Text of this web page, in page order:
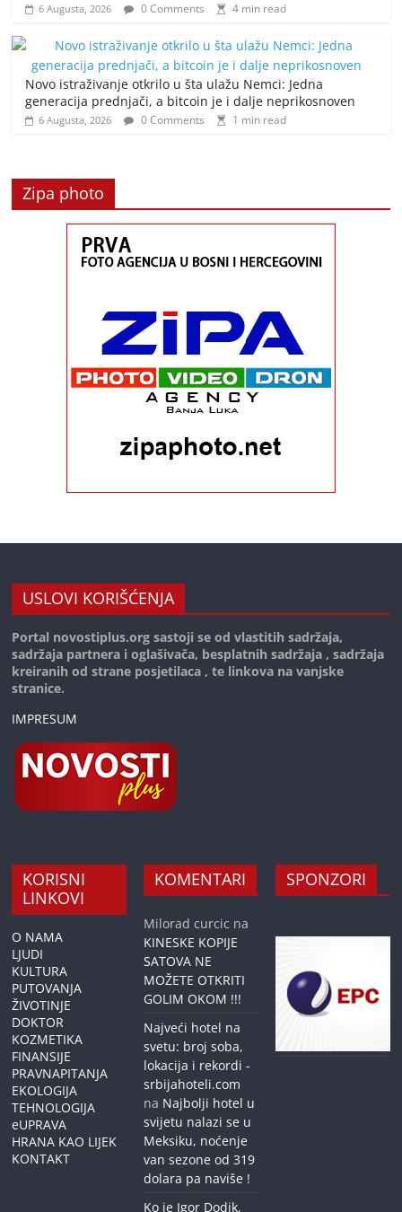
6 Augusta, 2026 0 Comments 4 min read
Novo istraživanje otkrilo u šta ulažu Nemci: Jedna
generacija prednjači, a bitcoin je i dalje neprikosnoven
6 Augusta, 2026 0 Comments 1 min read
Zipa photo
USLOVI KORIŠĆENJA
Portal novostiplus.org sastoji se od vlastitih sadržaja,
sadržaja partnera i oglašivača, besplatnih sadržaja , sadržaja
kreiranih od strane posjetilaca , te linkova na vanjske
stranice.
IMPRESUM
KORISNI
LINKOVI
O NAMA
LJUDI
KULTURA
PUTOVANJA
ŽIVOTINJE
DOKTOR
KOZMETIKA
FINANSIJE
PRAVNAPITANJA
EKOLOGIJA
TEHNOLOGIJA
eUPRAVA
HRANA KAO LIJEK
KONTAKT
KOMENTARI
Milorad curcic na
KINESKE KOPIJE
SATOVA NE
MOŽETE OTKRITI
GOLIM OKOM !!!
Najveći hotel na
svetu: broj soba,
lokacija i rekordi -
srbijahoteli.com
na Najbolji hotel u
svijetu nalazi se u
Meksiku, noćenje
van sezone od 319
dolara pa naviše !
Ko je Igor Dodik,
SPONZORI